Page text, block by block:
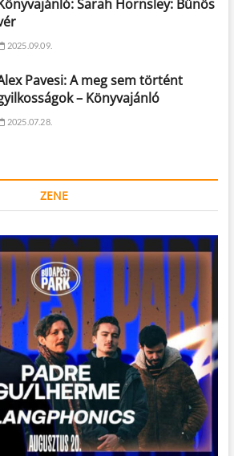
Sarah Hornsley: Bűnös
2025.09.09.
Pavesi: A meg sem történt
– Könyvajánló
2025.07.28.
ZENE